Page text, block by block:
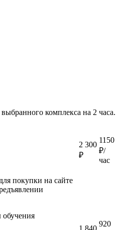
комплекса на 2 часа.
2 300
₽
1150
₽/
час
покупки на сайте
1 840
920